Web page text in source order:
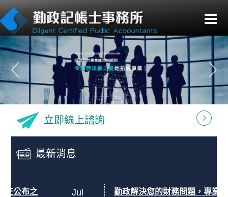
台北成立公司推薦
立即線上諮詢
最新消息
Jul
勤政解決您的財務問題，專業會計幫